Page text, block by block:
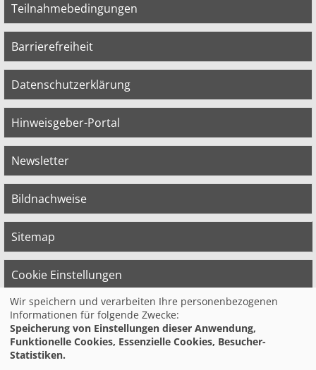
Teilnahmebedingungen
Barrierefreiheit
Datenschutzerklärung
Hinweisgeber-Portal
Newsletter
Bildnachweise
Sitemap
Cookie Einstellungen
© 2026 Bildungswerk der Vereinten Dienst­
leis­tungs­ge­werk­schaft (ver.di) in
Niedersachsen e.V.
Wir speichern und verarbeiten Ihre personenbezogenen
Informationen für folgende Zwecke:
Speicherung von Einstellungen dieser Anwendung,
Funktionelle Cookies, Essenzielle Cookies, Besucher-
Statistiken.